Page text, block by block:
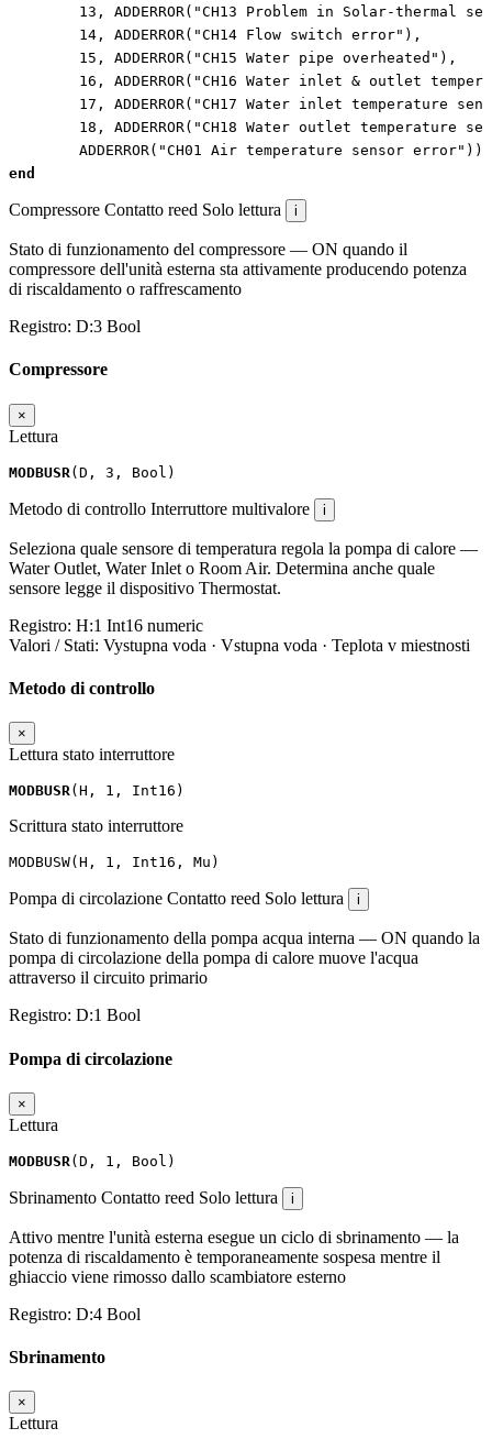
13 , ADDERROR( "CH13 Problem in Solar-thermal
14 , ADDERROR( "CH14 Flow switch error" ),
15 , ADDERROR( "CH15 Water pipe overheated" ),
16 , ADDERROR( "CH16 Water inlet & outlet
17 , ADDERROR( "CH17 Water inlet temperature
18 , ADDERROR( "CH18 Water outlet temperature
ADDERROR( "CH01 Air temperature sensor error" ));
end
Compressore Contatto reed Solo lettura i
Stato di funzionamento del compressore — ON quando il
compressore dell'unità esterna sta attivamente producendo potenza
di riscaldamento o raffrescamento
Registro: D:3 Bool
Compressore
×
Lettura
MODBUSR ( D , 3 , Bool )
Metodo di controllo Interruttore multivalore i
Seleziona quale sensore di temperatura regola la pompa di calore —
Water Outlet, Water Inlet o Room Air. Determina anche quale
sensore legge il dispositivo Thermostat.
Registro: H:1 Int16 numeric
Valori / Stati: Vystupna voda · Vstupna voda · Teplota v miestnosti
Metodo di controllo
×
Lettura stato interruttore
MODBUSR( H , 1 , Int16 )
Scrittura stato interruttore
MODBUSW( H , 1 , Int16 , Mu )
Pompa di circolazione Contatto reed Solo lettura i
Stato di funzionamento della pompa acqua interna — ON quando la
pompa di circolazione della pompa di calore muove l'acqua
attraverso il circuito primario
Registro: D:1 Bool
Pompa di circolazione
×
Lettura
MODBUSR ( D , 1 , Bool )
Sbrinamento Contatto reed Solo lettura i
Attivo mentre l'unità esterna esegue un ciclo di sbrinamento — la
potenza di riscaldamento è temporaneamente sospesa mentre il
ghiaccio viene rimosso dallo scambiatore esterno
Registro: D:4 Bool
Sbrinamento
×
Lettura